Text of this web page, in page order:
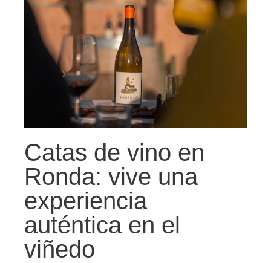
Catas de vino en
Ronda: vive una
experiencia
auténtica en el
viñedo